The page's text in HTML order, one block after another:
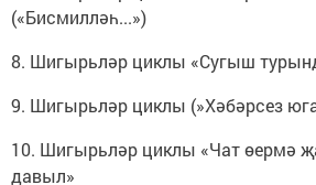
(«Бисмилләһ...»)
8. Шигырьләр циклы «Сугыш
9. Шигырьләр циклы (»Хәбәрсез
10. Шигырьләр циклы «Чат өермә
давыл»